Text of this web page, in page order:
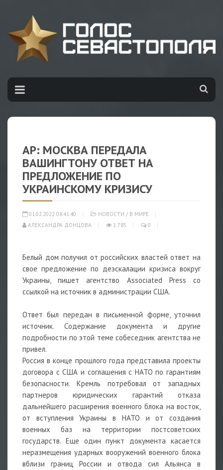
AP: МОСКВА ПЕРЕДАЛА
ВАШИНГТОНУ ОТВЕТ НА
ПРЕДЛОЖЕНИЕ ПО
УКРАИНСКОМУ КРИЗИСУ
01.02.2022 08:41:40 НОВОСТИ / В МИРЕ
АЛЕКСАНДРА ДОНЦОВА
1 785 0
Белый дом получил от российских властей ответ на
свое предложение по деэскалации кризиса вокруг
Украины, пишет агентство Associated Press со
ссылкой на источник в администрации США.
Ответ был передан в письменной форме, уточнил
источник. Содержание документа и другие
подробности по этой теме собеседник агентства не
привел.
Россия в конце прошлого года представила проекты
договора с США и соглашения с НАТО по гарантиям
безопасности. Кремль потребовал от западных
партнеров юридических гарантий отказа
дальнейшего расширения военного блока на восток,
от вступления Украины в НАТО и от создания
военных баз на территории постсоветских
государств. Еще один пункт документа касается
неразмещения ударных вооружений военного блока
вблизи границ России и отвода сил Альянса в